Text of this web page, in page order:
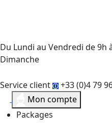
Du Lundi au Vendredi de 9h
Dimanche
Service client
+33 (0)4 79
Mon compte
Packages